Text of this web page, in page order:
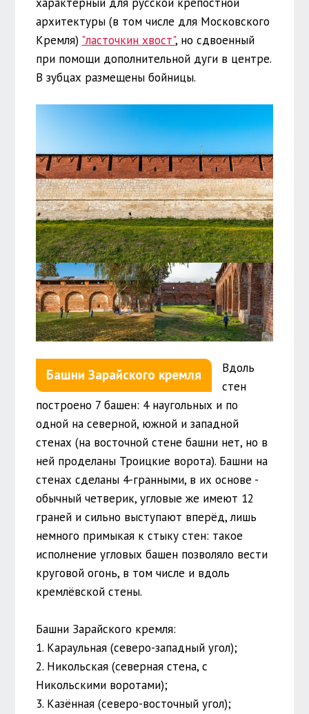
архитектуры (в том числе для Московского
Кремля) "ласточкин хвост", но сдвоенный
при помощи дополнительной дуги в центре.
В зубцах размещены бойницы.
Башни Зарайского кремля
Вдоль
стен
построено 7 башен: 4 наугольных и по
одной на северной, южной и западной
стенах (на восточной стене башни нет, но в
ней проделаны Троицкие ворота). Башни на
стенах сделаны 4-гранными, в их основе -
обычный четверик, угловые же имеют 12
граней и сильно выступают вперёд, лишь
немного примыкая к стыку стен: такое
исполнение угловых башен позволяло вести
круговой огонь, в том числе и вдоль
кремлёвской стены.
Башни Зарайского кремля:
1. Караульная (северо-западный угол);
2. Никольская (северная стена, с
Никольскими воротами);
3. Казённая (северо-восточный угол);